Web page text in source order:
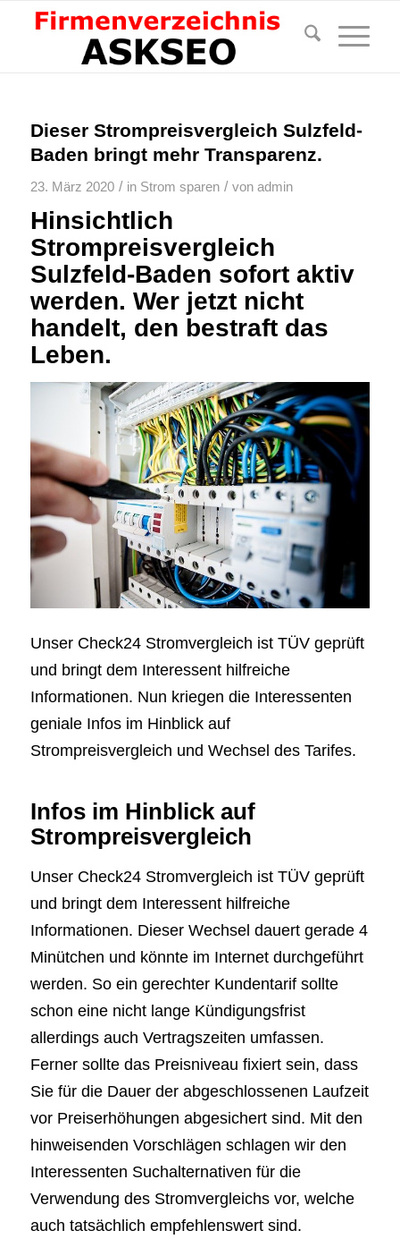
Dieser Strompreisvergleich Sulzfeld-
Baden bringt mehr Transparenz.
23. März 2020 / in Strom sparen / von admin
Hinsichtlich
Strompreisvergleich
Sulzfeld-Baden sofort aktiv
werden. Wer jetzt nicht
handelt, den bestraft das
Leben.
Unser Check24 Stromvergleich ist TÜV geprüft
und bringt dem Interessent hilfreiche
Informationen. Nun kriegen die Interessenten
geniale Infos im Hinblick auf
Strompreisvergleich und Wechsel des Tarifes.
Infos im Hinblick auf
Strompreisvergleich
Unser Check24 Stromvergleich ist TÜV geprüft
und bringt dem Interessent hilfreiche
Informationen. Dieser Wechsel dauert gerade 4
Minütchen und könnte im Internet durchgeführt
werden. So ein gerechter Kundentarif sollte
schon eine nicht lange Kündigungsfrist
allerdings auch Vertragszeiten umfassen.
Ferner sollte das Preisniveau fixiert sein, dass
Sie für die Dauer der abgeschlossenen Laufzeit
vor Preiserhöhungen abgesichert sind. Mit den
hinweisenden Vorschlägen schlagen wir den
Interessenten Suchalternativen für die
Verwendung des Stromvergleichs vor, welche
auch tatsächlich empfehlenswert sind.